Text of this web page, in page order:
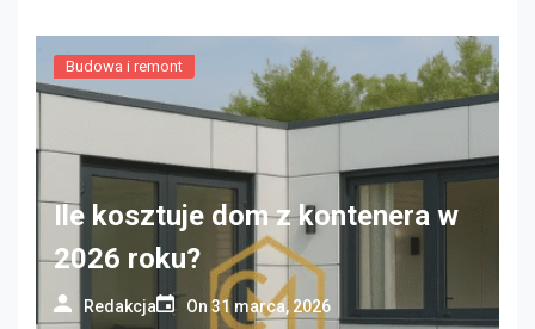
Budowa i remont
Ile kosztuje dom z kontenera w
2026 roku?
Redakcja On 31 marca, 2026